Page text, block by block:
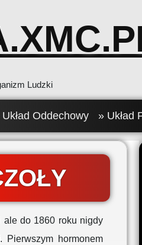
Ludzki
Układ Oddechowy » Układ
ale do 1860 roku nigdy
Pierwszym hormonem